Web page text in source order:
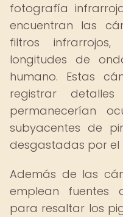
fotografía
encuentran las
filtros
longitudes de
humano. Estas
registrar
permanecerían
subyacentes de
desgastadas por el
Además de las
emplean fuentes
para resaltar los